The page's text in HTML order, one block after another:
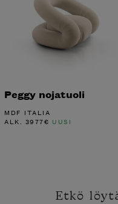
Peggy nojatuoli
MDF ITALIA
ALK. 3977€ UUSI
Etkö